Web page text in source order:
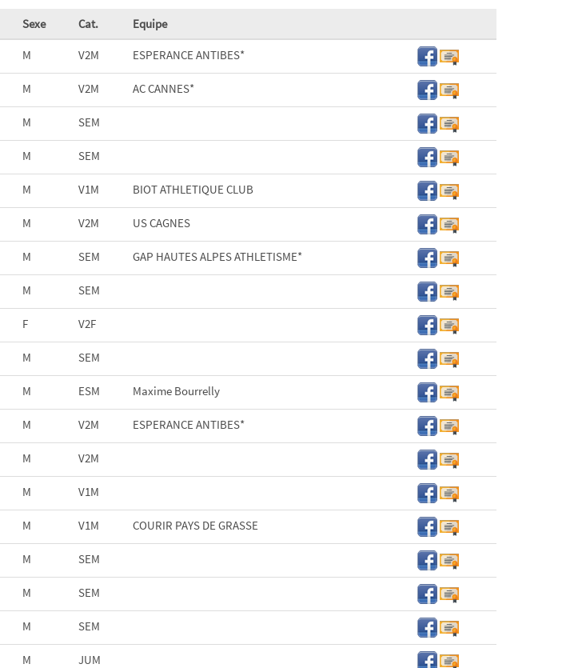
Sexe Cat. Equipe
M V2M ESPERANCE ANTIBES*
M V2M AC CANNES*
M SEM
M SEM
M V1M BIOT ATHLETIQUE CLUB
M V2M US CAGNES
M SEM GAP HAUTES ALPES ATHLETISME*
M SEM
F V2F
M SEM
M ESM Maxime Bourrelly
M V2M ESPERANCE ANTIBES*
M V2M
M V1M
M V1M COURIR PAYS DE GRASSE
M SEM
M SEM
M SEM
M JUM